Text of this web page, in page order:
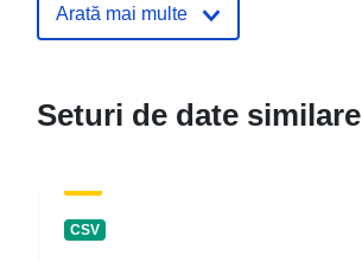
Arată mai multe
Seturi de date similare
CSV